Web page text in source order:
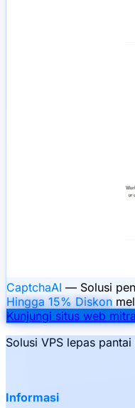
CaptchaAI — Solusi
Hingga 15% Diskon
Kunjungi situs web mitra
Solusi VPS lepas
Informasi